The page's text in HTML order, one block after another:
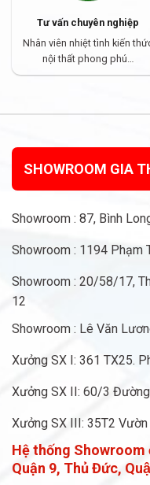
Tư vấn chuyên nghiệp
Nhân viên nhiệt tình kiến
nội thất phong phú…
SHOWROOM GIA
Showroom : 87, Bình
Showroom : 1194 Phạm
Showroom : 20/58/17,
12
Showroom : Lê Văn
Xưởng SX I: 361 TX25.
Xưởng SX II: 60/3 Đường
Xưởng SX III: 35T2 Vườn
Hệ thống Showroom
Quận 9, Thủ Đức,